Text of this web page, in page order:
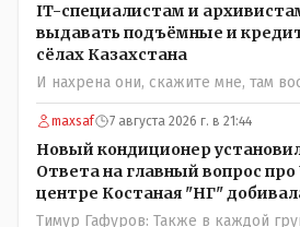
IT-специалистам и
выдавать подъёмные и
сёлах Казахстана
И нахрена они, скажите мне, там
maxsaf 7 августа 2026 г. в 21:44
Новый кондиционер
Ответа на главный вопрос
центре Костаная "НГ"
Тимур Гафуров: Также в каждой